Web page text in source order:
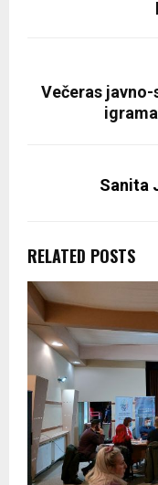
Večeras
Sanita
RELATED POSTS